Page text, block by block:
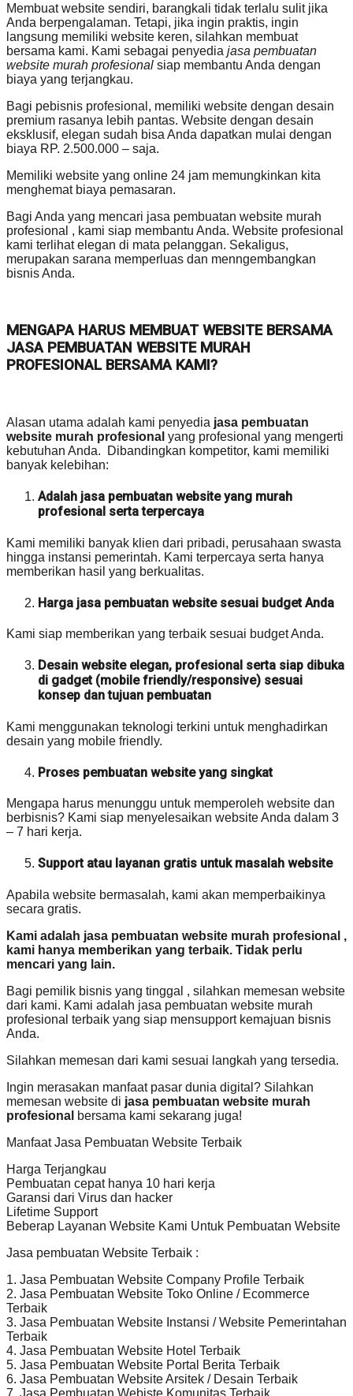
Membuat website sendiri, barangkali tidak terlalu sulit jika
Anda berpengalaman. Tetapi, jika ingin praktis, ingin
langsung memiliki website keren, silahkan membuat
bersama kami. Kami sebagai penyedia jasa pembuatan
website murah profesional siap membantu Anda dengan
biaya yang terjangkau.
Bagi pebisnis profesional, memiliki website dengan desain
premium rasanya lebih pantas. Website dengan desain
eksklusif, elegan sudah bisa Anda dapatkan mulai dengan
biaya RP. 2.500.000 – saja.
Memiliki website yang online 24 jam memungkinkan kita
menghemat biaya pemasaran.
Bagi Anda yang mencari jasa pembuatan website murah
profesional , kami siap membantu Anda. Website profesional
kami terlihat elegan di mata pelanggan. Sekaligus,
merupakan sarana memperluas dan menngembangkan
bisnis Anda.
MENGAPA HARUS MEMBUAT WEBSITE BERSAMA
JASA PEMBUATAN WEBSITE MURAH
PROFESIONAL BERSAMA KAMI?
Alasan utama adalah kami penyedia jasa pembuatan
website murah profesional yang profesional yang mengerti
kebutuhan Anda. Dibandingkan kompetitor, kami memiliki
banyak kelebihan:
Adalah jasa pembuatan website yang murah
profesional serta terpercaya
Kami memiliki banyak klien dari pribadi, perusahaan swasta
hingga instansi pemerintah. Kami terpercaya serta hanya
memberikan hasil yang berkualitas.
Harga jasa pembuatan website sesuai budget Anda
Kami siap memberikan yang terbaik sesuai budget Anda.
Desain website elegan, profesional serta siap dibuka
di gadget (mobile friendly/responsive) sesuai
konsep dan tujuan pembuatan
Kami menggunakan teknologi terkini untuk menghadirkan
desain yang mobile friendly.
Proses pembuatan website yang singkat
Mengapa harus menunggu untuk memperoleh website dan
berbisnis? Kami siap menyelesaikan website Anda dalam 3
– 7 hari kerja.
Support atau layanan gratis untuk masalah website
Apabila website bermasalah, kami akan memperbaikinya
secara gratis.
Kami adalah jasa pembuatan website murah profesional ,
kami hanya memberikan yang terbaik. Tidak perlu
mencari yang lain.
Bagi pemilik bisnis yang tinggal , silahkan memesan website
dari kami. Kami adalah jasa pembuatan website murah
profesional terbaik yang siap mensupport kemajuan bisnis
Anda.
Silahkan memesan dari kami sesuai langkah yang tersedia.
Ingin merasakan manfaat pasar dunia digital? Silahkan
memesan website di jasa pembuatan website murah
profesional bersama kami sekarang juga!
Manfaat Jasa Pembuatan Website Terbaik
Harga Terjangkau
Pembuatan cepat hanya 10 hari kerja
Garansi dari Virus dan hacker
Lifetime Support
Beberap Layanan Website Kami Untuk Pembuatan Website
Jasa pembuatan Website Terbaik :
1. Jasa Pembuatan Website Company Profile Terbaik
2. Jasa Pembuatan Website Toko Online / Ecommerce
Terbaik
3. Jasa Pembuatan Website Instansi / Website Pemerintahan
Terbaik
4. Jasa Pembuatan Website Hotel Terbaik
5. Jasa Pembuatan Website Portal Berita Terbaik
6. Jasa Pembuatan Website Arsitek / Desain Terbaik
7. Jasa Pembuatan Webiste Komunitas Terbaik